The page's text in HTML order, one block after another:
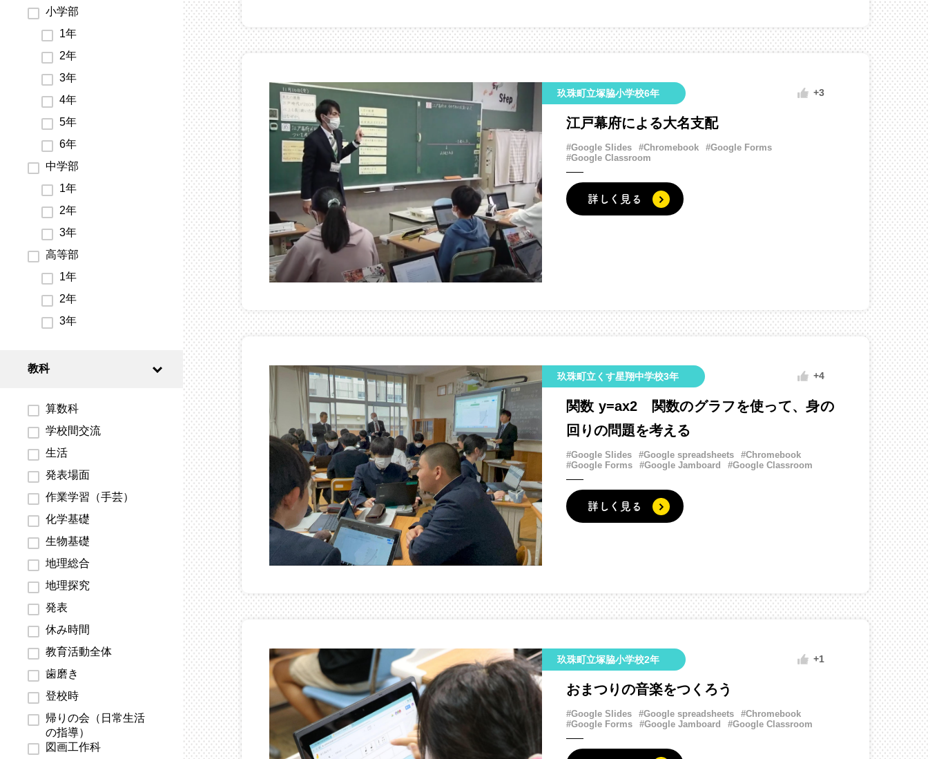
小学部
1年
2年
3年
4年
5年
6年
中学部
1年
2年
3年
高等部
1年
2年
3年
教科
算数科
学校間交流
生活
発表場面
作業学習（手芸）
化学基礎
生物基礎
地理総合
地理探究
発表
休み時間
教育活動全体
歯磨き
登校時
帰りの会（日常生活
の指導）
図画工作科
玖珠町立塚脇小学校6年 +3
江戸幕府による大名支配
#Google Slides #Chromebook
#Google Forms
#Google Classroom
詳しく見る
玖珠町立くす星翔中学校3年 +4
関数 y=ax2 関数のグラフを使って、身の
回りの問題を考える
#Google Slides #Google spreadsheets
#Chromebook
#Google Forms
#Google Jamboard #Google Classroom
詳しく見る
玖珠町立塚脇小学校2年 +1
おまつりの音楽をつくろう
#Google Slides #Google spreadsheets
#Chromebook
#Google Forms
#Google Jamboard #Google Classroom